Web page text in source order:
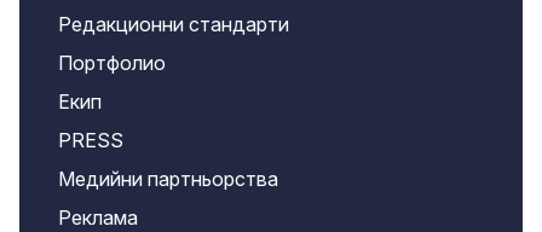
Редакционни стандарти
Портфолио
Екип
PRESS
Медийни партньорства
Реклама